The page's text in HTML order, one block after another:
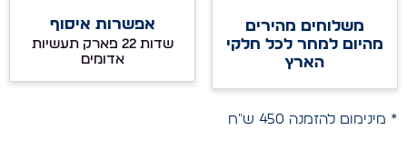
משלוחים מהירים
מהיום למחר לכל חלקי
הארץ
אפשרות איסוף
שדות 22 פארק תעשיות
אדומים
* מינימום להזמנה 450 ש"ח